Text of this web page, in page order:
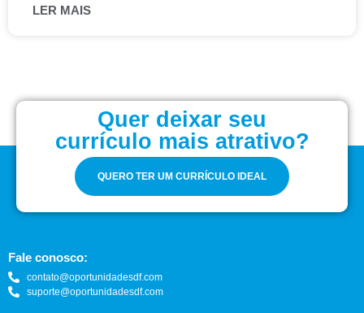
LER MAIS
Quer deixar seu
currículo mais atrativo?
QUERO TER UM CURRÍCULO IDEAL
Fale conosco:
contato@oportunidadesdf.com
suporte@oportunidadesdf.com